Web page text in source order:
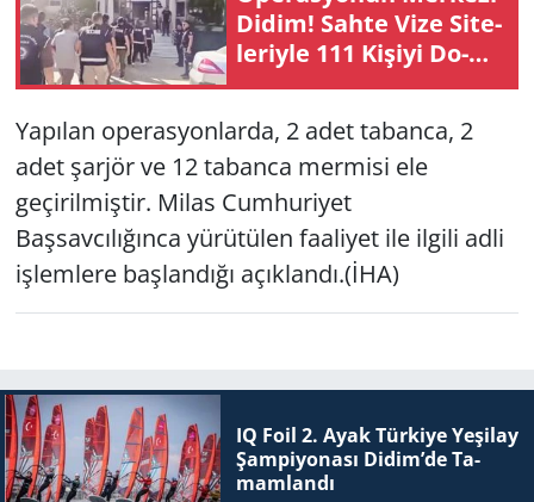
Didim! Sahte Vize Si­te­
le­riy­le 111 Ki­şi­yi Do­
lan­dı­ran Şe­be­ke­ye
Yapılan operasyonlarda, 2 adet tabanca, 2
adet şarjör ve 12 tabanca mermisi ele
geçirilmiştir. Milas Cumhuriyet
Başsavcılığınca yürütülen faaliyet ile ilgili adli
işlemlere başlandığı açıklandı.(İHA)
IQ Foil 2. Ayak Tür­ki­ye Ye­şi­lay
Şam­pi­yo­na­sı Didim’de Ta­
mam­lan­dı
Yerel